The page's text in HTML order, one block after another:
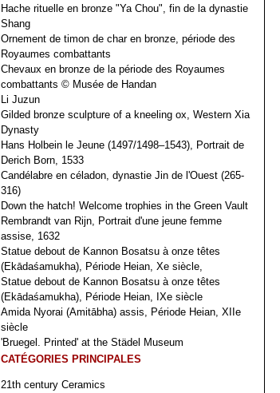
Hache rituelle en bronze "Ya Chou", fin de la dynastie
Shang
Ornement de timon de char en bronze, période des
Royaumes combattants
Chevaux en bronze de la période des Royaumes
combattants © Musée de Handan
Li Juzun
Gilded bronze sculpture of a kneeling ox, Western Xia
Dynasty
Hans Holbein le Jeune (1497/1498–1543), Portrait de
Derich Born, 1533
Candélabre en céladon, dynastie Jin de l'Ouest (265-
316)
Down the hatch! Welcome trophies in the Green Vault
Rembrandt van Rijn, Portrait d'une jeune femme
assise, 1632
Statue debout de Kannon Bosatsu à onze têtes
(Ekādaśamukha), Période Heian, Xe siècle,
Statue debout de Kannon Bosatsu à onze têtes
(Ekādaśamukha), Période Heian, IXe siècle
Amida Nyorai (Amitābha) assis, Période Heian, XIIe
siècle
'Bruegel. Printed' at the Städel Museum
CATÉGORIES PRINCIPALES
21th century Ceramics